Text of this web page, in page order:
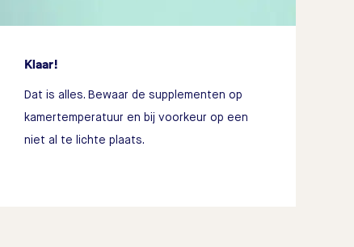
Klaar!
Dat is alles. Bewaar de supplementen op
kamertemperatuur en bij voorkeur op een
niet al te lichte plaats.